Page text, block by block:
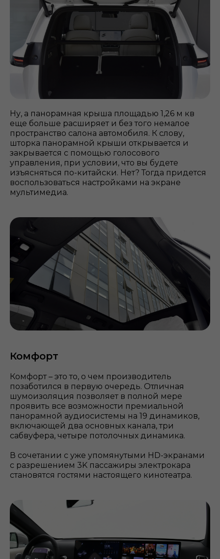
Ну, а панорамная крыша площадью 1,26 м кв
еще больше расширяет и без того немалое
пространство салона автомобиля. К слову,
шторка панорамной крыши открывается и
закрывается с помощью голосового
управления, при условии, что вы будете
изъясняться по-китайски. Нет? Тогда придется
воспользоваться настройками на экране
мультимедиа.
Комфорт
Комфорт – это то, о чем производитель
позаботился в первую очередь. Отличная
шумоизоляция позволяет в полной мере
проявить все возможности премиальной
панорамной аудиосистемы на 19 динамиков,
включающей два основных канала, три
сабвуфера, четыре потолочных динамика.
В сочетании с уже упомянутыми HD-экранами
с разрешением 3K пассажиры электрокара
становятся гостями настоящего кинотеатра.